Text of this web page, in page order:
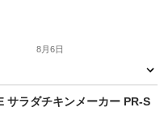
8月6日
家電
サラダチキンメーカー PR-S